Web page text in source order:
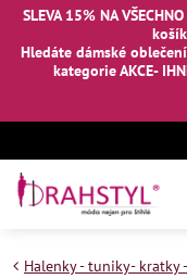
SLEVA 15% NA
Hledáte dámské
kategorie AKCE-
Halenky - tuniky- kratky